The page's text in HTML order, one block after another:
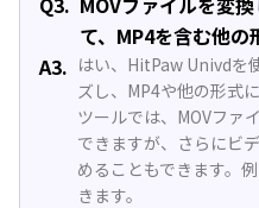
て、MP4を含む他の
A3. はい、HitPaw Univdを
ズし、MP4や他の形式
ツールでは、MOVファ
できますが、さらにビ
めることもできます。
きます。